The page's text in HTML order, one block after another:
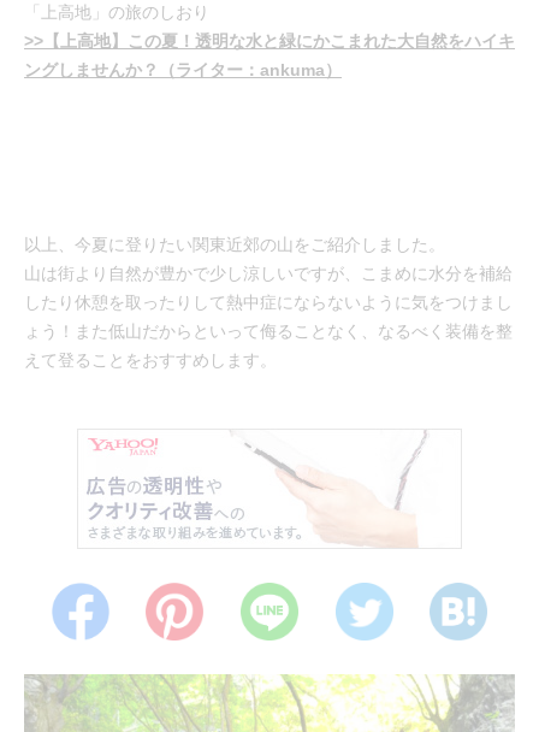
「上高地」の旅のしおり
>>【上高地】この夏！透明な水と緑にかこまれた大自然をハイキ
ングしませんか？（ライター：ankuma）
以上、今夏に登りたい関東近郊の山をご紹介しました。
山は街より自然が豊かで少し涼しいですが、こまめに水分を補給
したり休憩を取ったりして熱中症にならないように気をつけまし
ょう！また低山だからといって侮ることなく、なるべく装備を整
えて登ることをおすすめします。